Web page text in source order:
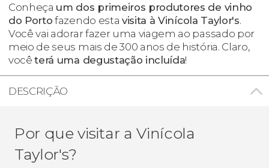
Conheça um dos primeiros produtores de vinho
do Porto fazendo esta visita à Vinícola Taylor's.
Você vai adorar fazer uma viagem ao passado por
meio de seus mais de 300 anos de história. Claro,
vocêterá uma degustação incluída!
DESCRIÇÃO
Por que visitar a Vinícola
Taylor's?